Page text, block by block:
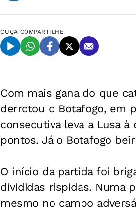
OUÇA COMPARTILHE
Com mais gana do que
derrotou o Botafogo, em
consecutiva leva a Lusa à
pontos. Já o Botafogo
O início da partida foi
divididas ríspidas. Numa
mesmo no campo